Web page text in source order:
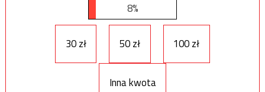
8%
30 zł 50 zł 100 zł
Inna kwota